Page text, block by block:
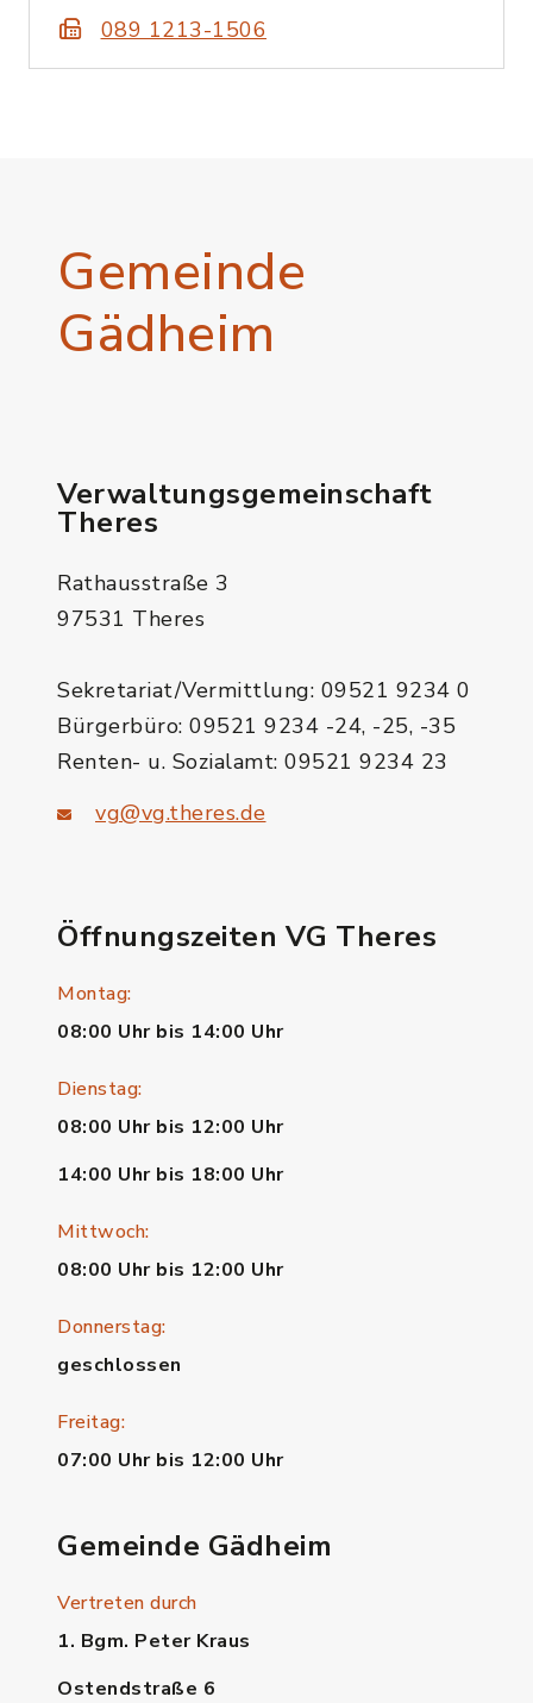
089 1213-1506
Gemeinde
Gädheim
Verwaltungsgemeinschaft
Theres
Rathausstraße 3
97531 Theres
Sekretariat/Vermittlung: 09521 9234 0
Bürgerbüro: 09521 9234 -24, -25, -35
Renten- u. Sozialamt: 09521 9234 23
vg@vg.theres.de
Öffnungszeiten VG Theres
Montag:
08:00 Uhr bis 14:00 Uhr
Dienstag:
08:00 Uhr bis 12:00 Uhr
14:00 Uhr bis 18:00 Uhr
Mittwoch:
08:00 Uhr bis 12:00 Uhr
Donnerstag:
geschlossen
Freitag:
07:00 Uhr bis 12:00 Uhr
Gemeinde Gädheim
Vertreten durch
1. Bgm. Peter Kraus
Ostendstraße 6